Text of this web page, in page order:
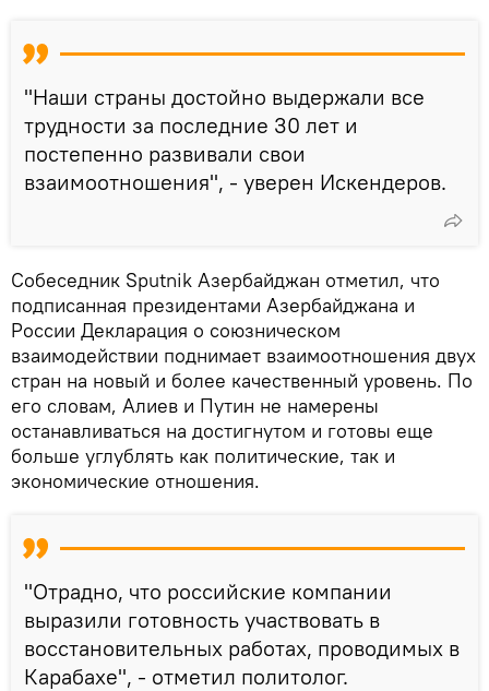
"Наши страны достойно выдержали все
трудности за последние 30 лет и
постепенно развивали свои
взаимоотношения", - уверен Искендеров.
Собеседник Sputnik Азербайджан отметил, что
подписанная президентами Азербайджана и
России Декларация о союзническом
взаимодействии поднимает взаимоотношения двух
стран на новый и более качественный уровень. По
его словам, Алиев и Путин не намерены
останавливаться на достигнутом и готовы еще
больше углублять как политические, так и
экономические отношения.
"Отрадно, что российские компании
выразили готовность участвовать в
восстановительных работах, проводимых в
Карабахе", - отметил политолог.